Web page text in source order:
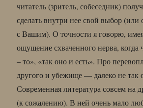
читатель (зритель, собеседник)
сделать внутри нее свой выбор (или
с Вашим). О точности я говорю,
ощущение схваченного нерва, когда
– то», «так оно и есть». Про
другого и убежище — далеко не так
Современная литература совсем на
(к сожалению). В ней очень мало